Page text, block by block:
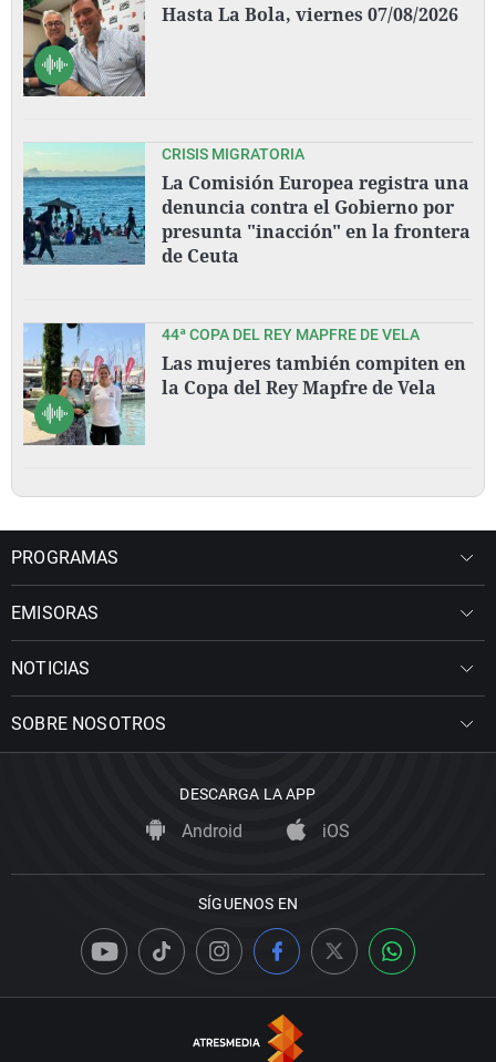
Hasta La Bola, viernes 07/08/2026
CRISIS MIGRATORIA
La Comisión Europea registra una
denuncia contra el Gobierno por
presunta "inacción" en la frontera
de Ceuta
44ª COPA DEL REY MAPFRE DE VELA
Las mujeres también compiten en
la Copa del Rey Mapfre de Vela
PROGRAMAS
EMISORAS
NOTICIAS
SOBRE NOSOTROS
DESCARGA LA APP
Android iOS
SÍGUENOS EN